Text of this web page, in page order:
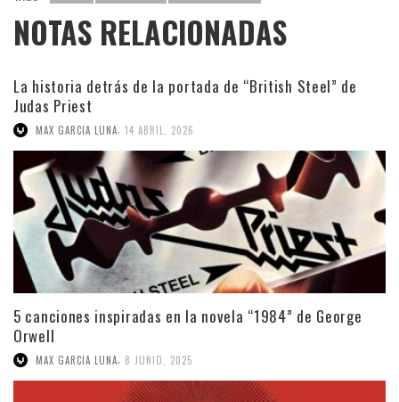
NOTAS RELACIONADAS
La historia detrás de la portada de “British Steel” de
Judas Priest
MAX GARCIA LUNA, 14 ABRIL, 2026
5 canciones inspiradas en la novela “1984” de George
Orwell
MAX GARCIA LUNA, 8 JUNIO, 2025